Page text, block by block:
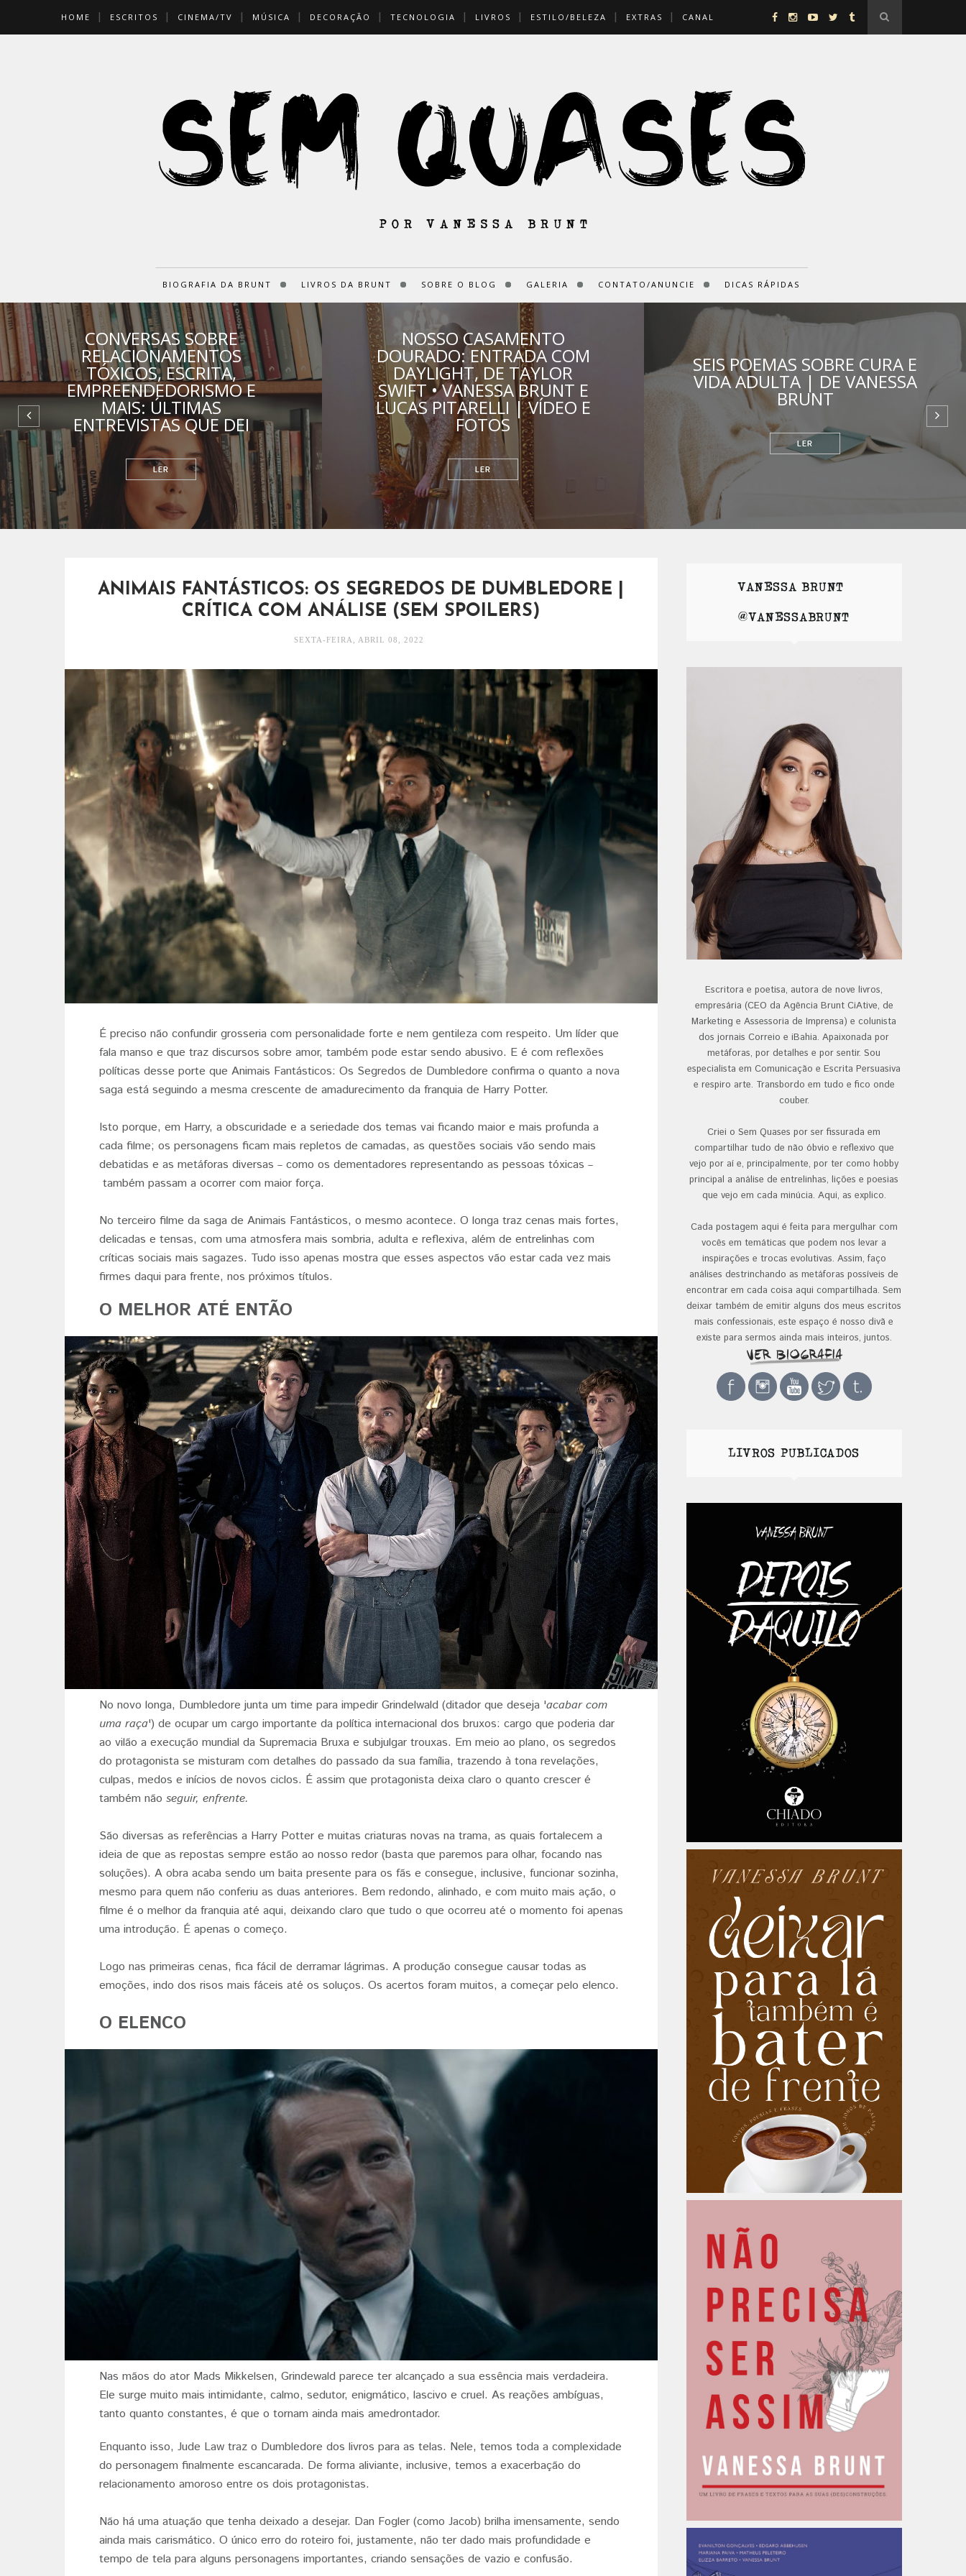
HOME ESCRITOS CINEMA/TV MÚSICA DECORAÇÃO TECNOLOGIA LIVROS ESTILO/BELEZA EXTRAS CANAL
BIOGRAFIA DA BRUNT LIVROS DA BRUNT SOBRE O BLOG GALERIA CONTATO/ANUNCIE DICAS RÁPIDAS
CONVERSAS SOBRE
RELACIONAMENTOS
TÓXICOS, ESCRITA,
EMPREENDEDORISMO E
MAIS: ÚLTIMAS
ENTREVISTAS QUE DEI
NOSSO CASAMENTO
DOURADO: ENTRADA COM
DAYLIGHT, DE TAYLOR
SWIFT • VANESSA BRUNT E
LUCAS PITARELLI | VÍDEO E
FOTOS
SEIS POEMAS SOBRE CURA E
VIDA ADULTA | DE VANESSA
BRUNT
ANIMAIS FANTÁSTICOS: OS SEGREDOS DE DUMBLEDORE |
CRÍTICA COM ANÁLISE (SEM SPOILERS)
SEXTA-FEIRA, ABRIL 08, 2022
É preciso não confundir grosseria com personalidade forte e nem gentileza com respeito. Um líder que
fala manso e que traz discursos sobre amor, também pode estar sendo abusivo. E é com reflexões
políticas desse porte que Animais Fantásticos: Os Segredos de Dumbledore confirma o quanto a nova
saga está seguindo a mesma crescente de amadurecimento da franquia de Harry Potter.
Isto porque, em Harry, a obscuridade e a seriedade dos temas vai ficando maior e mais profunda a
cada filme; os personagens ficam mais repletos de camadas, as questões sociais vão sendo mais
debatidas e as metáforas diversas – como os dementadores representando as pessoas tóxicas –
também passam a ocorrer com maior força.
No terceiro filme da saga de Animais Fantásticos, o mesmo acontece. O longa traz cenas mais fortes,
delicadas e tensas, com uma atmosfera mais sombria, adulta e reflexiva, além de entrelinhas com
críticas sociais mais sagazes. Tudo isso apenas mostra que esses aspectos vão estar cada vez mais
firmes daqui para frente, nos próximos títulos.
O MELHOR ATÉ ENTÃO
No novo longa, Dumbledore junta um time para impedir Grindelwald (ditador que deseja 'acabar com
uma raça') de ocupar um cargo importante da política internacional dos bruxos: cargo que poderia dar
ao vilão a execução mundial da Supremacia Bruxa e subjulgar trouxas. Em meio ao plano, os segredos
do protagonista se misturam com detalhes do passado da sua família, trazendo à tona revelações,
culpas, medos e inícios de novos ciclos. É assim que protagonista deixa claro o quanto crescer é
também não seguir, enfrente.
São diversas as referências a Harry Potter e muitas criaturas novas na trama, as quais fortalecem a
ideia de que as repostas sempre estão ao nosso redor (basta que paremos para olhar, focando nas
soluções). A obra acaba sendo um baita presente para os fãs e consegue, inclusive, funcionar sozinha,
mesmo para quem não conferiu as duas anteriores. Bem redondo, alinhado, e com muito mais ação, o
filme é o melhor da franquia até aqui, deixando claro que tudo o que ocorreu até o momento foi apenas
uma introdução. É apenas o começo.
Logo nas primeiras cenas, fica fácil de derramar lágrimas. A produção consegue causar todas as
emoções, indo dos risos mais fáceis até os soluços. Os acertos foram muitos, a começar pelo elenco.
O ELENCO
Nas mãos do ator Mads Mikkelsen, Grindewald parece ter alcançado a sua essência mais verdadeira.
Ele surge muito mais intimidante, calmo, sedutor, enigmático, lascivo e cruel. As reações ambíguas,
tanto quanto constantes, é que o tornam ainda mais amedrontador.
Enquanto isso, Jude Law traz o Dumbledore dos livros para as telas. Nele, temos toda a complexidade
do personagem finalmente escancarada. De forma aliviante, inclusive, temos a exacerbação do
relacionamento amoroso entre os dois protagonistas.
Não há uma atuação que tenha deixado a desejar. Dan Fogler (como Jacob) brilha imensamente, sendo
ainda mais carismático. O único erro do roteiro foi, justamente, não ter dado mais profundidade e
tempo de tela para alguns personagens importantes, criando sensações de vazio e confusão.
VANESSA BRUNT |
@VANESSABRUNT
Escritora e poetisa, autora de nove livros,
empresária (CEO da Agência Brunt CiAtive, de
Marketing e Assessoria de Imprensa) e colunista
dos jornais Correio e iBahia. Apaixonada por
metáforas, por detalhes e por sentir. Sou
especialista em Comunicação e Escrita Persuasiva
e respiro arte. Transbordo em tudo e fico onde
couber.
Criei o Sem Quases por ser fissurada em
compartilhar tudo de não óbvio e reflexivo que
vejo por aí e, principalmente, por ter como hobby
principal a análise de entrelinhas, lições e poesias
que vejo em cada minúcia. Aqui, as explico.
Cada postagem aqui é feita para mergulhar com
vocês em temáticas que podem nos levar a
inspirações e trocas evolutivas. Assim, faço
análises destrinchando as metáforas possíveis de
encontrar em cada coisa aqui compartilhada. Sem
deixar também de emitir alguns dos meus escritos
mais confessionais, este espaço é nosso divã e
existe para sermos ainda mais inteiros, juntos.
LIVROS PUBLICADOS